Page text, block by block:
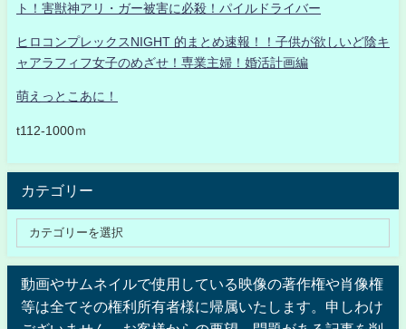
ト！害獣神アリ・ガー被害に必殺！パイルドライバー
ヒロコンプレックスNIGHT 的まとめ速報！！子供が欲しいど陰キ
ャアラフィフ女子のめざせ！専業主婦！婚活計画編
萌えっとこあに！
t112-1000ｍ
カテゴリー
動画やサムネイルで使用している映像の著作権や肖像権
等は全てその権利所有者様に帰属いたします。申しわけ